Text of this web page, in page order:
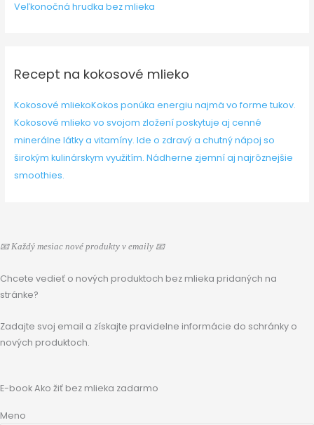
Veľkonočná hrudka bez mlieka
Recept na kokosové mlieko
Kokosové mliekoKokos ponúka energiu najmä vo forme tukov.
Kokosové mlieko vo svojom zložení poskytuje aj cenné
minerálne látky a vitamíny. Ide o zdravý a chutný nápoj so
širokým kulinárskym využitím. Nádherne zjemní aj najrôznejšie
smoothies.
📧 Každý mesiac nové produkty v emaily 📧
Chcete vedieť o nových produktoch bez mlieka pridaných na
stránke?
Zadajte svoj email a získajte pravidelne informácie do schránky o
nových produktoch.
E-book Ako žiť bez mlieka zadarmo
Meno